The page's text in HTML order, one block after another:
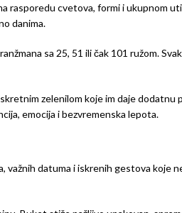
rasporedu cvetova, formi i ukupnom
danima.
sa 25, 51 ili čak 101 ružom.
zelenilom koje im daje dodatnu
emocija i bezvremenska lepota.
datuma i iskrenih gestova koje